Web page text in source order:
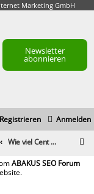
Marketing GmbH
Newsletter
abonnieren
Anmelden
Registrieren
Wie viel Cent pro Fan/Gefällt mir/Likes?